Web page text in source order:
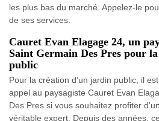
les plus bas du marché. Appelez-le
de ses services.
Cauret Evan Elagage 24, un
Saint Germain Des Pres pour
public
Pour la création d’un jardin public, il
appel au paysagiste Cauret Evan
Des Pres si vous souhaitez profiter
véritable expert. Depuis des années,